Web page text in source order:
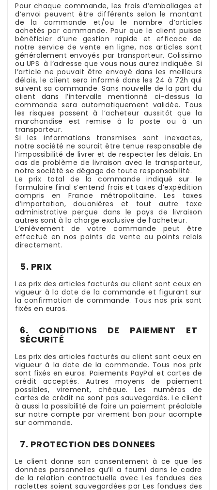
Pour chaque commande, les frais d’emballages et
d’envoi peuvent être différents selon le montant
de la commande et/ou le nombre d’articles
achetés par commande. Pour que le client puisse
bénéficier d’une gestion rapide et efficace de
notre service de vente en ligne, nos articles sont
généralement envoyés par transporteur, Colissimo
ou UPS à l’adresse que vous nous aurez indiquée. Si
l’article ne pouvait être envoyé dans les meilleurs
délais, le client sera informé dans les 24 à 72h qui
suivent sa commande. Sans nouvelle de la part du
client dans l’intervalle mentionné ci-dessus la
commande sera automatiquement validée. Tous
les risques passent à l’acheteur aussitôt que la
marchandise est remise à la poste ou à un
transporteur.
Si les informations transmises sont inexactes,
notre société ne saurait être tenue responsable de
l’impossibilité de livrer et de respecter les délais. En
cas de problème de livraison avec le transporteur,
notre société se dégage de toute responsabilité.
Le prix total de la commande indiqué sur le
formulaire final s’entend frais et taxes d’expédition
compris en France métropolitaine. Les taxes
d’importation, douanières et tout autre taxe
administrative perçue dans le pays de livraison
autres sont à la charge exclusive de l’acheteur.
L’enlèvement de votre commande peut être
effectué en nos points de vente ou points relais
directement.
5. PRIX
Les prix des articles facturés au client sont ceux en
vigueur à la date de la commande et figurant sur
la confirmation de commande. Tous nos prix sont
fixés en euros.
6. CONDITIONS DE PAIEMENT ET
SÉCURITÉ
Les prix des articles facturés au client sont ceux en
vigueur à la date de la commande. Tous nos prix
sont fixés en euros. Paiements PayPal et cartes de
crédit acceptés. Autres moyens de paiement
possibles, virement, chèque. Les numéros de
cartes de crédit ne sont pas sauvegardés. Le client
à aussi la possibilité de faire un paiement préalable
sur notre compte par virement bon pour acompte
sur commande.
7. PROTECTION DES DONNEES
Le client donne son consentement à ce que les
données personnelles qu’il a fourni dans le cadre
de la relation contractuelle avec Les fondues des
raclettes soient sauvegardées par Les fondues des